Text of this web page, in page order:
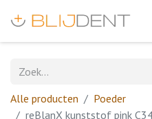
Alle producten
Poeder
reBlanX kunststof pink